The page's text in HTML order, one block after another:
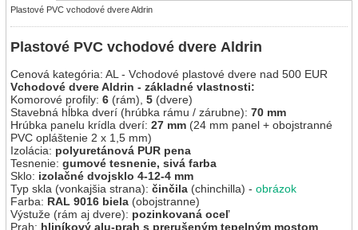
Prosím, vyplňte všetky parametre (políčka), ktoré sú označené hviezdičkou!
Zároveň vás chceme upozorniť na to, že maximálne a minimálne rozmery, smer a
strana otvárania a farebné prevedenia závisia od konkrétneho typu plastových dverí,
parametrov, tieto parametre (okrem rozmerov) nebudú dostupné ani v prípade tovaru
na objednávku!
Typ (názov) dverí*
Požadovaná celková šírka (vrátane zárubne) v cm (max. 110)*
Požadovaná celková výška v cm (max. 210) *
Plastové PVC vchodové dvere Aldrin
Plastové PVC vchodové dvere Aldrin
Cenová kategória: AL - Vchodové plastové dvere nad 500 EUR
Vchodové dvere Aldrin - základné vlastnosti:
Komorové profily: 6 (rám), 5 (dvere)
Stavebná hĺbka dverí (hrúbka rámu / zárubne): 70 mm
Hrúbka panelu krídla dverí: 27 mm (24 mm panel + obojstranné
PVC opláštenie 2 x 1,5 mm)
Izolácia: polyuretánová PUR pena
Tesnenie: gumové tesnenie, sivá farba
Sklo: izolačné dvojsklo 4-12-4 mm
Typ skla (vonkajšia strana): činčila (chinchilla) - obrázok
Farba: RAL 9016 biela (obojstranne)
Výstuže (rám aj dvere): pozinkovaná oceľ
Prah: hliníkový alu-prah s prerušeným tepelným mostom